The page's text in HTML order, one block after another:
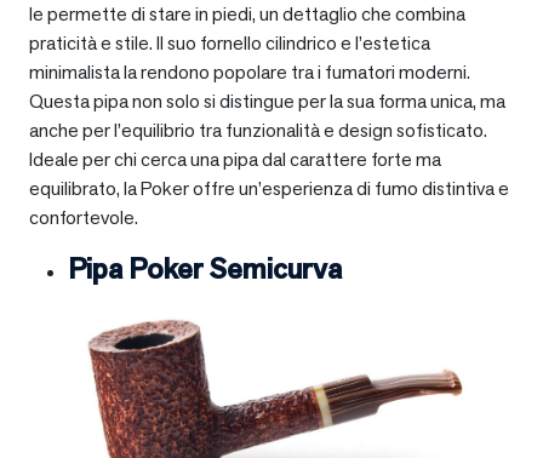
le permette di stare in piedi, un dettaglio che combina
praticità e stile. Il suo fornello cilindrico e l’estetica
minimalista la rendono popolare tra i fumatori moderni.
Questa pipa non solo si distingue per la sua forma unica, ma
anche per l’equilibrio tra funzionalità e design sofisticato.
Ideale per chi cerca una pipa dal carattere forte ma
equilibrato, la Poker offre un’esperienza di fumo distintiva e
confortevole.
Pipa Poker Semicurva